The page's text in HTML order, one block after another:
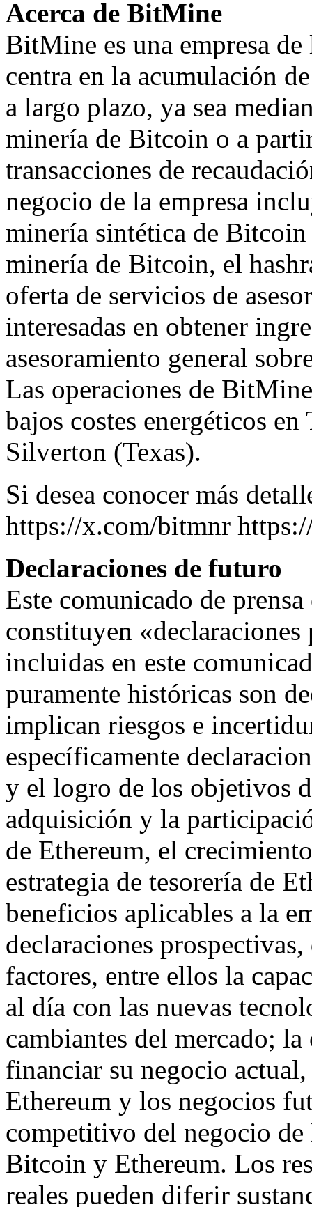
Acerca de BitMine
BitMine es una empresa
centra en la acumulación
a largo plazo, ya sea
minería de Bitcoin o a
transacciones de
negocio de la empresa
minería sintética de
minería de Bitcoin, el
oferta de servicios de
interesadas en obtener
asesoramiento general
Las operaciones de
bajos costes energéticos en
Silverton (Texas).
Si desea conocer más
https://x.com/bitmnr
Declaraciones de futuro
Este comunicado de
constituyen
incluidas en este
puramente históricas son
implican riesgos e
específicamente
y el logro de los objetivos
adquisición y la
de Ethereum, el
estrategia de tesorería de
beneficios aplicables a la
declaraciones
factores, entre ellos la
al día con las nuevas
cambiantes del mercado;
financiar su negocio
Ethereum y los negocios
competitivo del negocio
Bitcoin y Ethereum. Los
reales pueden diferir